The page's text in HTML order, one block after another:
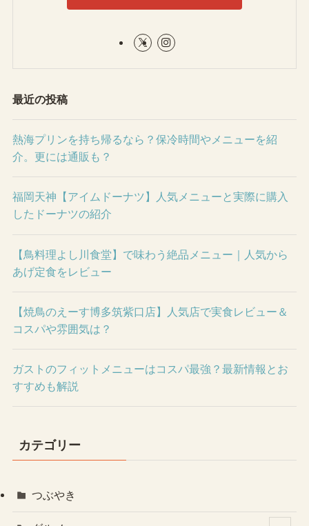
最近の投稿
熱海プリンを持ち帰るなら？保冷時間やメニューを紹
介。更には通販も？
福岡天神【アイムドーナツ】人気メニューと実際に購入
したドーナツの紹介
【鳥料理よし川食堂】で味わう絶品メニュー｜人気から
あげ定食をレビュー
【焼鳥のえーす博多筑紫口店】人気店で実食レビュー＆
コスパや雰囲気は？
ガストのフィットメニューはコスパ最強？最新情報とお
すすめも解説
カテゴリー
つぶやき